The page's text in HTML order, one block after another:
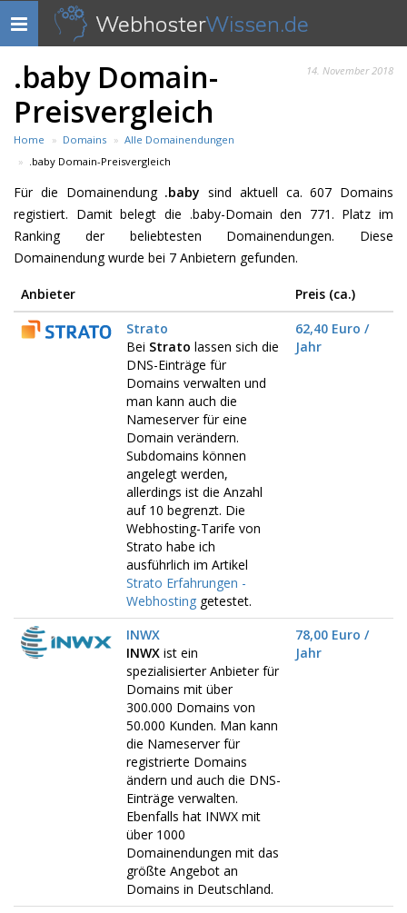
Navigation
anzeigen
WebhosterWissen.de
14. November 2018
.baby Domain-
Preisvergleich
Home Domains
Alle Domainendungen
.baby Domain-Preisvergleich
Für die Domainendung .baby sind aktuell ca. 607 Domains
registiert. Damit belegt die .baby-Domain den 771. Platz im
Ranking der beliebtesten Domainendungen. Diese
Domainendung wurde bei 7 Anbietern gefunden.
Anbieter
Preis (ca.)
Strato
Bei Strato lassen sich die
DNS-Einträge für
Domains verwalten und
man kann auch die
Nameserver für eine
Domain verändern.
Subdomains können
angelegt werden,
allerdings ist die Anzahl
auf 10 begrenzt. Die
Webhosting-Tarife von
Strato habe ich
ausführlich im Artikel
Strato Erfahrungen -
Webhosting getestet.
62,40 Euro /
Jahr
INWX
INWX ist ein
spezialisierter Anbieter für
Domains mit über
300.000 Domains von
50.000 Kunden. Man kann
die Nameserver für
registrierte Domains
ändern und auch die DNS-
Einträge verwalten.
Ebenfalls hat INWX mit
über 1000
Domainendungen mit das
größte Angebot an
Domains in Deutschland.
78,00 Euro /
Jahr